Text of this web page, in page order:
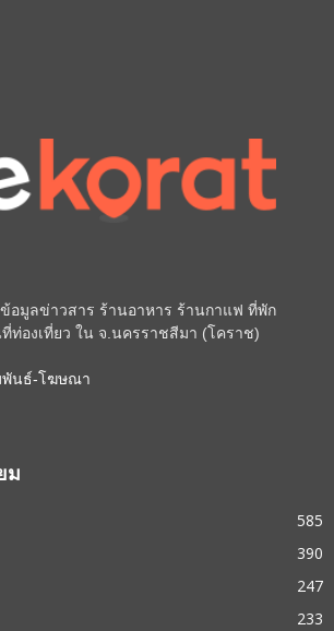
ข้อมูลข่าวสาร ร้านอาหาร ร้านกาแฟ ที่พัก
ท่องเที่ยว ใน จ.นครราชสีมา (โคราช)
พันธ์-โฆษณา
ม
585
390
247
233